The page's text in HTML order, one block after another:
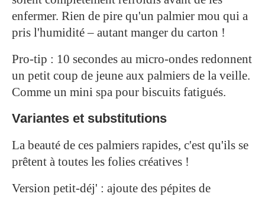
enfermer. Rien de pire qu'un palmier mou qui a
pris l'humidité – autant manger du carton !
Pro-tip : 10 secondes au micro-ondes redonnent
un petit coup de jeune aux palmiers de la veille.
Comme un mini spa pour biscuits fatigués.
Variantes et substitutions
La beauté de ces palmiers rapides, c'est qu'ils se
prêtent à toutes les folies créatives !
Version petit-déj' : ajoute des pépites de